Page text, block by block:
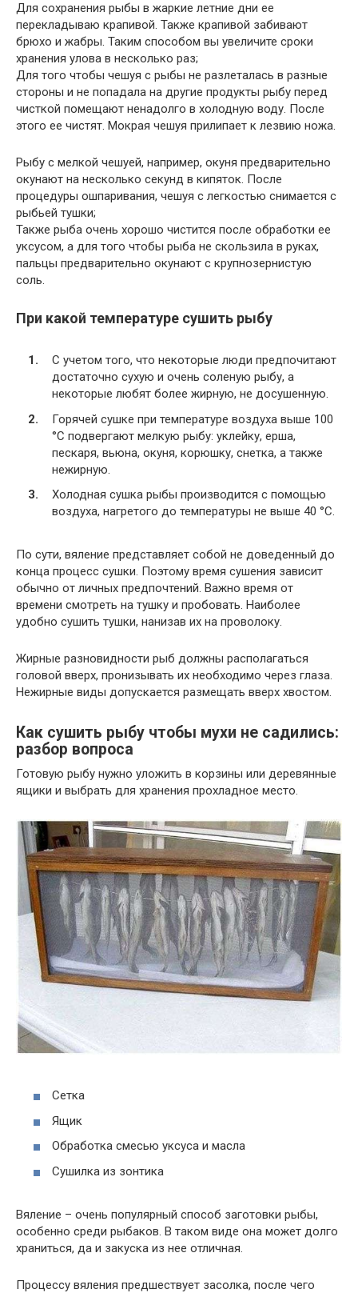
Для сохранения рыбы в жаркие летние дни ее
перекладываю крапивой. Также крапивой забивают
брюхо и жабры. Таким способом вы увеличите сроки
хранения улова в несколько раз;
Для того чтобы чешуя с рыбы не разлеталась в разные
стороны и не попадала на другие продукты рыбу перед
чисткой помещают ненадолго в холодную воду. После
этого ее чистят. Мокрая чешуя прилипает к лезвию ножа.
Рыбу с мелкой чешуей, например, окуня предварительно
окунают на несколько секунд в кипяток. После
процедуры ошпаривания, чешуя с легкостью снимается с
рыбьей тушки;
Также рыба очень хорошо чистится после обработки ее
уксусом, а для того чтобы рыба не скользила в руках,
пальцы предварительно окунают с крупнозернистую
соль.
При какой температуре сушить рыбу
С учетом того, что некоторые люди предпочитают
достаточно сухую и очень соленую рыбу, а
некоторые любят более жирную, не досушенную.
Горячей сушке при температуре воздуха выше 100
°C подвергают мелкую рыбу: уклейку, ерша,
пескаря, вьюна, окуня, корюшку, снетка, а также
нежирную.
Холодная сушка рыбы производится с помощью
воздуха, нагретого до температуры не выше 40 °C.
По сути, вяление представляет собой не доведенный до
конца процесс сушки. Поэтому время сушения зависит
обычно от личных предпочтений. Важно время от
времени смотреть на тушку и пробовать. Наиболее
удобно сушить тушки, нанизав их на проволоку.
Жирные разновидности рыб должны располагаться
головой вверх, пронизывать их необходимо через глаза.
Нежирные виды допускается размещать вверх хвостом.
Как сушить рыбу чтобы мухи не садились:
разбор вопроса
Готовую рыбу нужно уложить в корзины или деревянные
ящики и выбрать для хранения прохладное место.
Сетка
Ящик
Обработка смесью уксуса и масла
Сушилка из зонтика
Вяление – очень популярный способ заготовки рыбы,
особенно среди рыбаков. В таком виде она может долго
храниться, да и закуска из нее отличная.
Процессу вяления предшествует засолка, после чего